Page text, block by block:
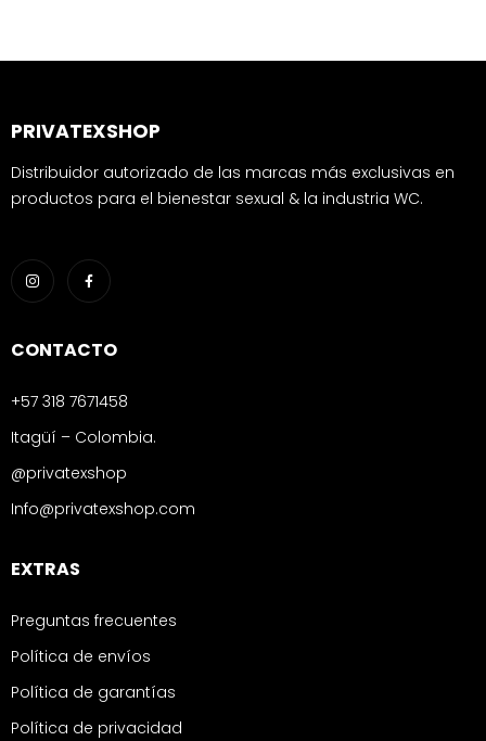
PRIVATEXSHOP
Distribuidor autorizado de las marcas más exclusivas en
productos para el bienestar sexual & la industria WC.
CONTACTO
+57 318 7671458
Itagüí – Colombia.
@privatexshop
Info@privatexshop.com
EXTRAS
Preguntas frecuentes
Política de envíos
Política de garantías
Política de privacidad